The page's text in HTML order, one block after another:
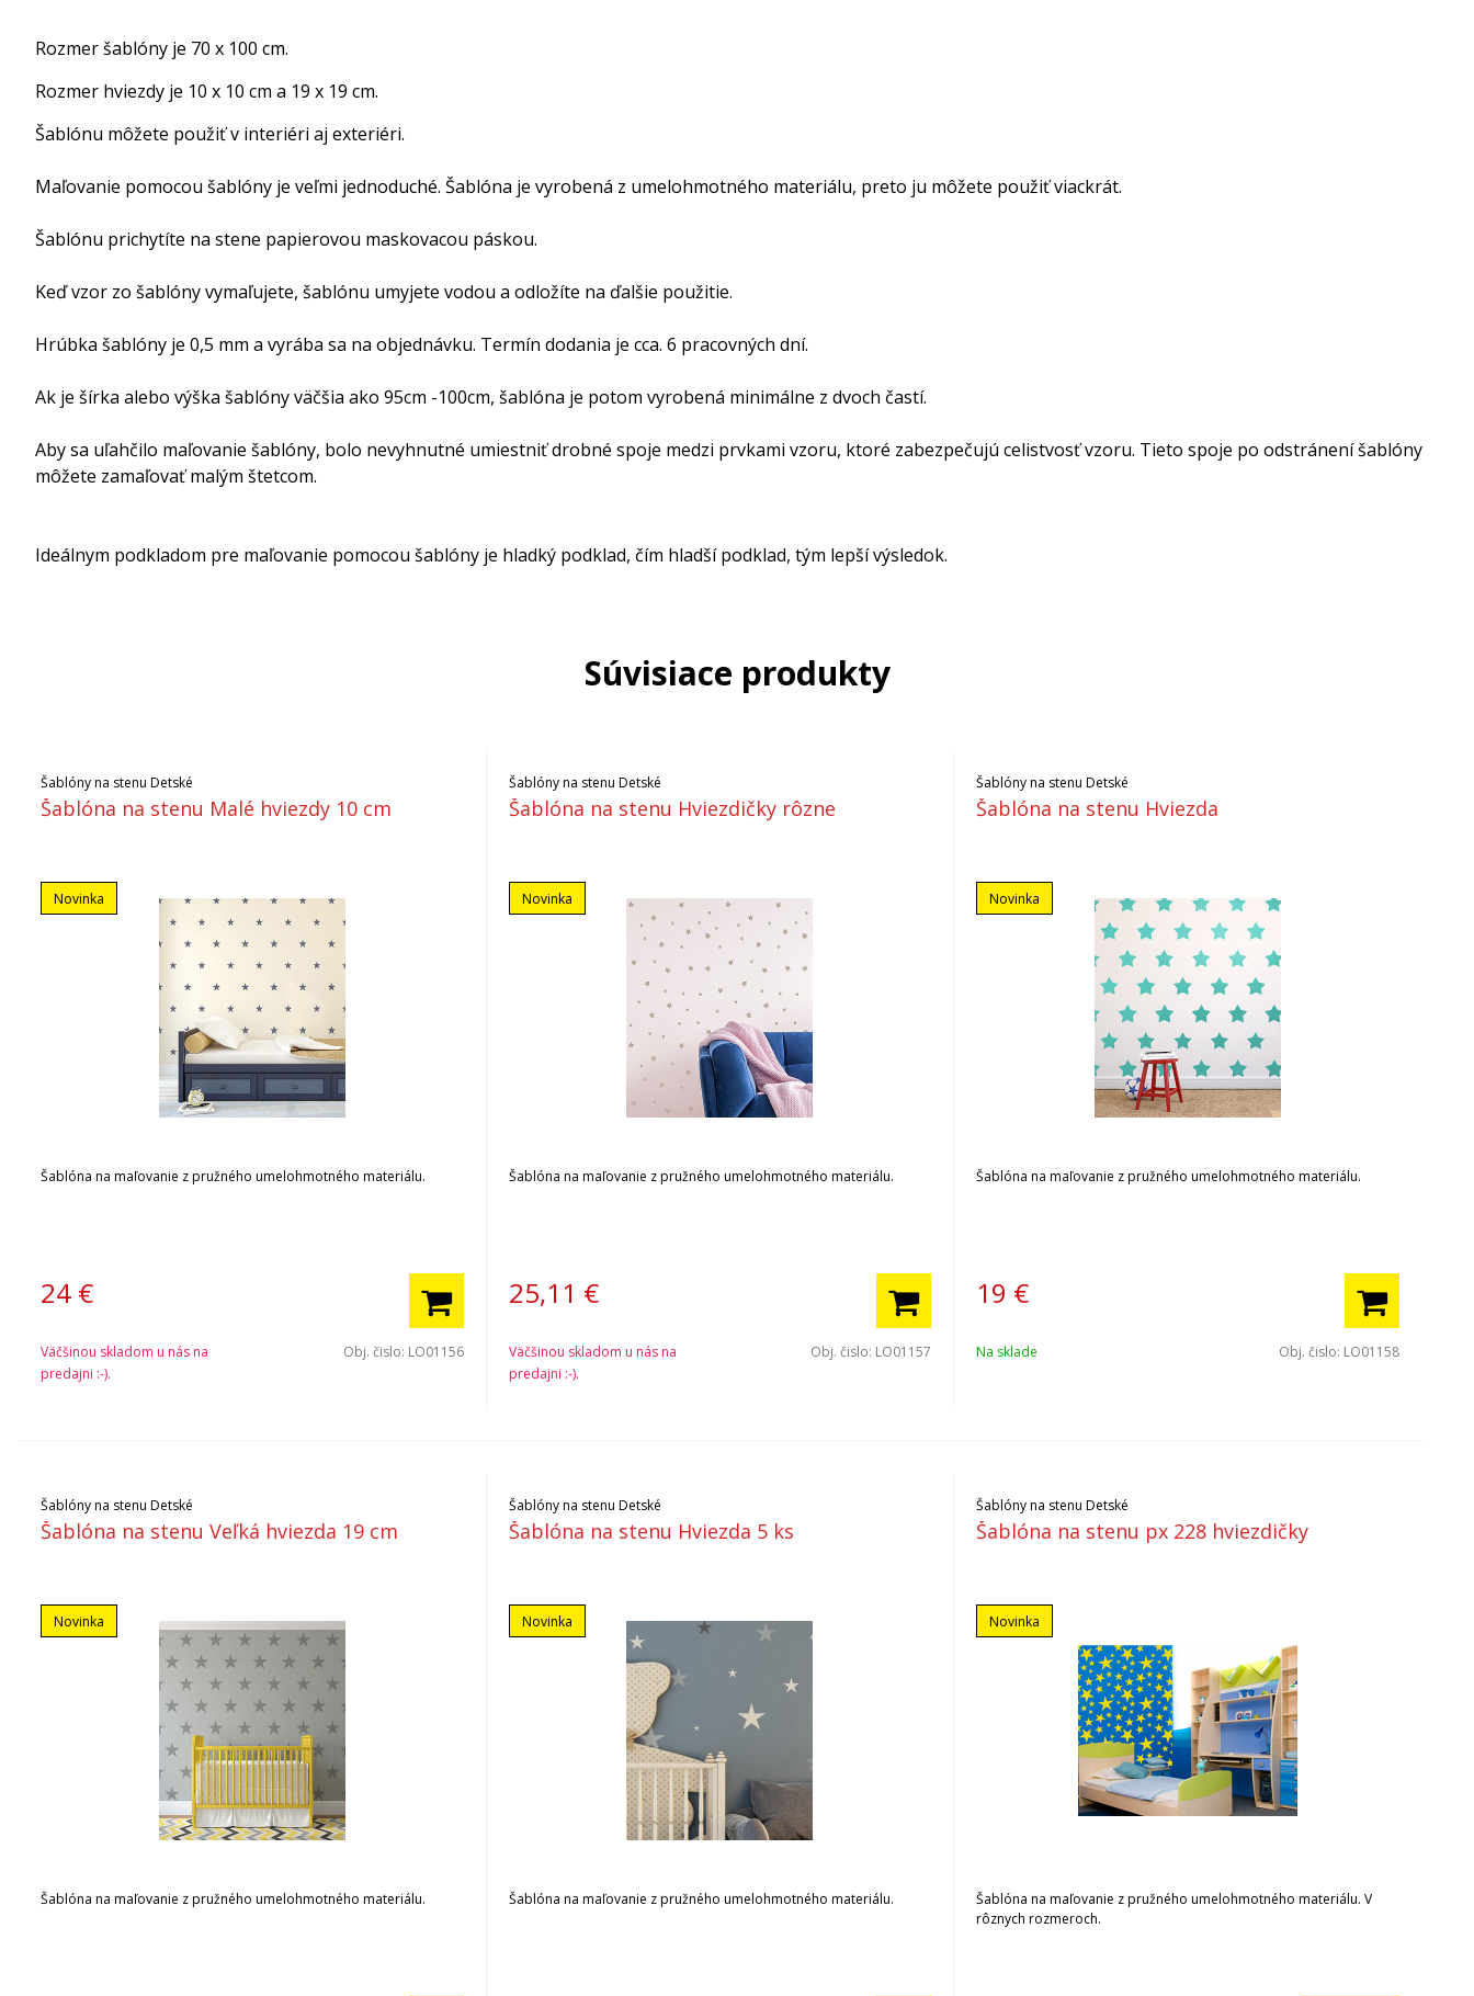
Rozmer šablóny je 70 x 100 cm.
Rozmer hviezdy je 10 x 10 cm a 19 x 19 cm.
Šablónu môžete použiť v interiéri aj exteriéri.
Maľovanie pomocou šablóny je veľmi jednoduché. Šablóna je vyrobená z umelohmotného materiálu, preto ju môžete použiť viackrát.
Šablónu prichytíte na stene papierovou maskovacou páskou.
Keď vzor zo šablóny vymaľujete, šablónu umyjete vodou a odložíte na ďalšie použitie.
Hrúbka šablóny je 0,5 mm a vyrába sa na objednávku. Termín dodania je cca. 6 pracovných dní.
Ak je šírka alebo výška šablóny väčšia ako 95cm -100cm, šablóna je potom vyrobená minimálne z dvoch častí.
Aby sa uľahčilo maľovanie šablóny, bolo nevyhnutné umiestniť drobné spoje medzi prvkami vzoru, ktoré zabezpečujú celistvosť vzoru. Tieto spoje po odstránení šablóny
môžete zamaľovať malým štetcom.
Ideálnym podkladom pre maľovanie pomocou šablóny je hladký podklad, čím hladší podklad, tým lepší výsledok.
Súvisiace produkty
Šablóny na stenu Detské
Šablóna na stenu Malé hviezdy 10 cm
Novinka
Šablóna na maľovanie z pružného umelohmotného materiálu.
24 €
Väčšinou skladom u nás na
predajni :-).
Obj. čislo: LO01156
Šablóny na stenu Detské
Šablóna na stenu Hviezdičky rôzne
Novinka
Šablóna na maľovanie z pružného umelohmotného materiálu.
25,11 €
Väčšinou skladom u nás na
predajni :-).
Obj. čislo: LO01157
Šablóny na stenu Detské
Šablóna na stenu Hviezda
Novinka
Šablóna na maľovanie z pružného umelohmotného materiálu.
19 €
Na sklade Obj. čislo: LO01158
Šablóny na stenu Detské
Šablóna na stenu Veľká hviezda 19 cm
Novinka
Šablóna na maľovanie z pružného umelohmotného materiálu.
Šablóny na stenu Detské
Šablóna na stenu Hviezda 5 ks
Novinka
Šablóna na maľovanie z pružného umelohmotného materiálu.
Šablóny na stenu Detské
Šablóna na stenu px 228 hviezdičky
Novinka
Šablóna na maľovanie z pružného umelohmotného materiálu. V
rôznych rozmeroch.